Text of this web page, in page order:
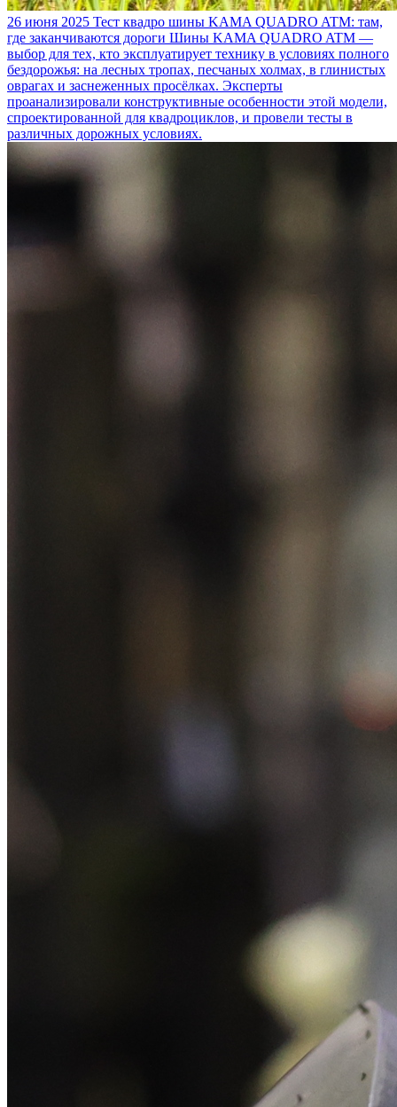
26 июня 2025 Тест квадро шины KAMA QUADRO ATM: там,
где заканчиваются дороги Шины KAMA QUADRO ATM —
выбор для тех, кто эксплуатирует технику в условиях полного
бездорожья: на лесных тропах, песчаных холмах, в глинистых
оврагах и заснеженных просёлках. Эксперты
проанализировали конструктивные особенности этой модели,
спроектированной для квадроциклов, и провели тесты в
различных дорожных условиях.